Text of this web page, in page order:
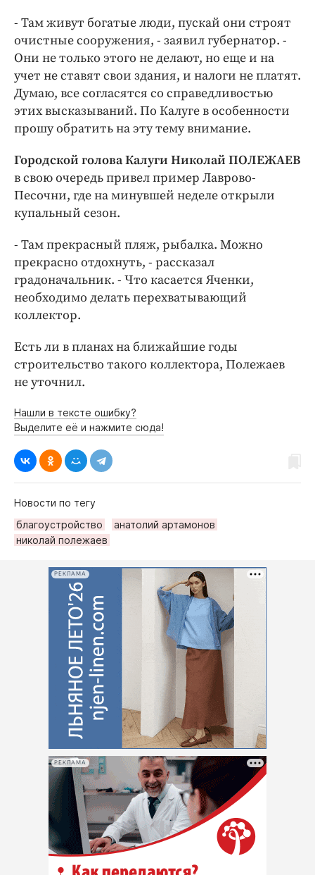
- Там живут богатые люди, пускай они строят
очистные сооружения, - заявил губернатор. -
Они не только этого не делают, но еще и на
учет не ставят свои здания, и налоги не платят.
Думаю, все согласятся со справедливостью
этих высказываний. По Калуге в особенности
прошу обратить на эту тему внимание.
Городской голова Калуги Николай ПОЛЕЖАЕВ
в свою очередь привел пример Лаврово-
Песочни, где на минувшей неделе открыли
купальный сезон.
- Там прекрасный пляж, рыбалка. Можно
прекрасно отдохнуть, - рассказал
градоначальник. - Что касается Яченки,
необходимо делать перехватывающий
коллектор.
Есть ли в планах на ближайшие годы
строительство такого коллектора, Полежаев
не уточнил.
Нашли в тексте ошибку?
Выделите её и нажмите сюда!
Новости по тегу
благоустройство
анатолий артамонов
николай полежаев
РЕКЛАМА
РЕКЛАМА